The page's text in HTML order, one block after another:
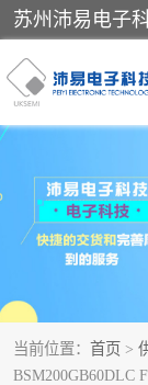
当前位置： 首页 >
BSM200GB60DLC
西门康
快恢复二极管
SEMIKRON